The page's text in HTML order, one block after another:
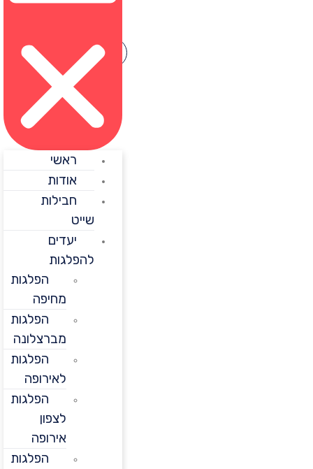
ראשי
אודות
חבילות
יעדים
להפלגות
הפלגות
מחיפה
הפלגות
מברצלונה
הפלגות
לאירופה
הפלגות
אירופה
הפלגות